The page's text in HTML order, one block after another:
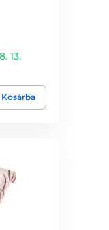
13.
Kosárba